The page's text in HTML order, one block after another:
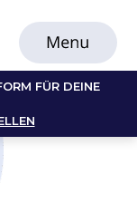
FÜR DEINE